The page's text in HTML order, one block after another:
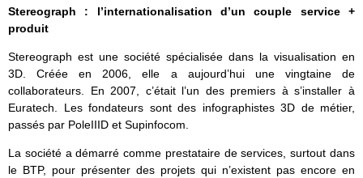
Stereograph : l’internationalisation d’un couple service +
produit
Stereograph est une société spécialisée dans la visualisation en
3D. Créée en 2006, elle a aujourd’hui une vingtaine de
collaborateurs. En 2007, c’était l’un des premiers à s’installer à
Euratech. Les fondateurs sont des infographistes 3D de métier,
passés par PoleIIID et Supinfocom.
La société a démarré comme prestataire de services, surtout dans
le BTP, pour présenter des projets qui n’existent pas encore en